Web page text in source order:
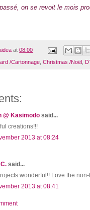
on se revoit le mois
at 08:00
/Cartonnage, Christmas /Noël ,
@ Kasimodo said...
creations!!!
2013 at 08:24
said...
wonderful!! Love the
2013 at 08:41